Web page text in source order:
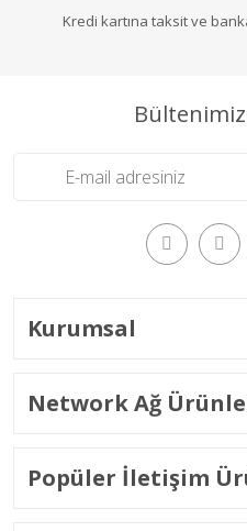
Kredi kartına taksit ve
Kurumsal
Network Ağ
Popüler İletişim